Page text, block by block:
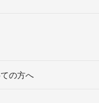
の方へ